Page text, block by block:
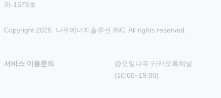
파-1678호
Copyright 2025. 나우에너지솔루션 INC. All rights reserved.
서비스 이용문의
@오일나우 카카오톡채널
(10:00~19:00)